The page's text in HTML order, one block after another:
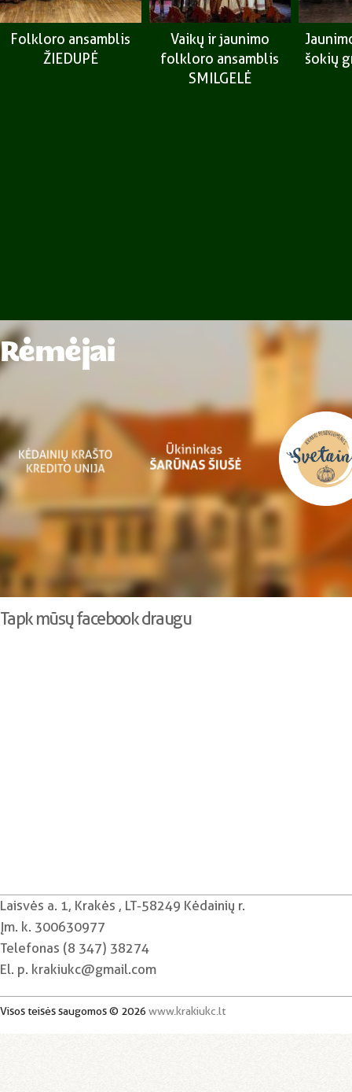
Folkloro ansamblis
ŽIEDUPĖ
Vaikų ir jaunimo
folkloro ansamblis
SMILGELĖ
šokių
Rėmėjai
Tapk mūsų facebook draugu
Laisvės a. 1, Krakės , LT-58249 Kėdainių r.
Įm. k. 300630977
Telefonas (8 347) 38274
El. p. krakiukc@gmail.com
Visos teisės saugomos © 2026 www.krakiukc.lt